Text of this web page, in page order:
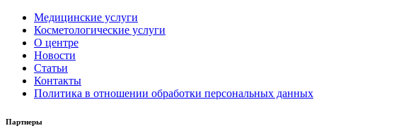
Медицинские услуги
Косметологические услуги
О центре
Новости
Статьи
Контакты
Политика в отношении обработки персональных данных
Партнеры